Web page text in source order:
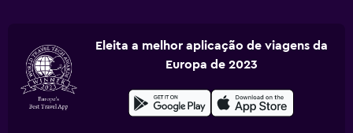
Eleita a melhor aplicação de viagens da
Europa de 2023